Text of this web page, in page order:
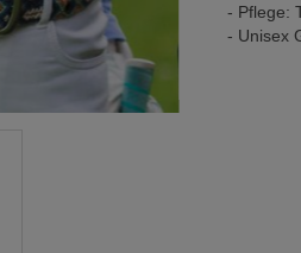
- Pflege:
- Unisex